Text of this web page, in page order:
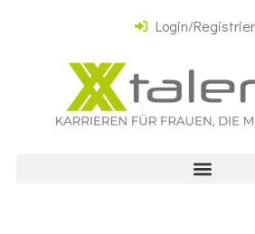
Login/